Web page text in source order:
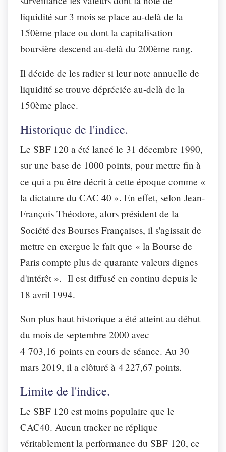
liquidité sur 3 mois se place au-delà de la
150ème place ou dont la capitalisation
boursière descend au-delà du 200ème rang.
Il décide de les radier si leur note annuelle de
liquidité se trouve dépréciée au-delà de la
150ème place.
Historique de l'indice.
Le SBF 120 a été lancé le 31 décembre 1990,
sur une base de 1000 points, pour mettre fin à
ce qui a pu être décrit à cette époque comme «
la dictature du CAC 40 ». En effet, selon Jean-
François Théodore, alors président de la
Société des Bourses Françaises, il s'agissait de
mettre en exergue le fait que « la Bourse de
Paris compte plus de quarante valeurs dignes
d'intérêt ». Il est diffusé en continu depuis le
18 avril 1994.
Son plus haut historique a été atteint au début
du mois de septembre 2000 avec
4 703,16 points en cours de séance. Au 30
mars 2019, il a clôturé à 4 227,67 points.
Limite de l'indice.
Le SBF 120 est moins populaire que le
CAC40. Aucun tracker ne réplique
véritablement la performance du SBF 120, ce